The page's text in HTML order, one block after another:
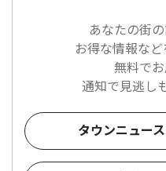
あなたの街
お得な情報な
無料でお
通知で見逃し
タウンニュー